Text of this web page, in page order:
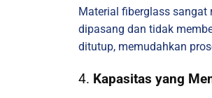
Material fiberglass sangat
dipasang dan tidak
ditutup, memudahkan
4. Kapasitas yang